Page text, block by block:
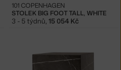
STOLEK BIG FOOT TALL, WHITE
101 COPENHAGEN
3 - 5 týdnů, 15 054 Kč